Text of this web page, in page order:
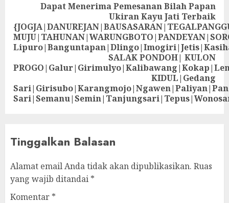
Dapat Menerima Pemesanan Bilah Papan
Ukiran Kayu Jati Terbaik
SALAK PONDOH| KULON
KIDUL|Gedang
Tinggalkan Balasan
Alamat email Anda tidak akan dipublikasikan. Ruas
yang wajib ditandai *
Komentar *